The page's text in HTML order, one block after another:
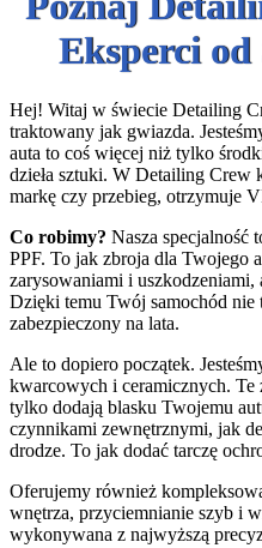
Eksperci od
Hej! Witaj w świecie Detailing
traktowany jak gwiazda.
auta to coś więcej niż tylko
dzieła sztuki. W Detailing Crew
markę czy przebieg, otrzymuje
Co robimy? Nasza specjalność
PPF. To jak zbroja dla Twojego
zarysowaniami i
Dzięki temu Twój samochód
zabezpieczony na lata.
Ale to dopiero początek.
kwarcowych i ceramicznych. Te
tylko dodają blasku Twojemu
czynnikami zewnętrznymi, jak
drodze. To jak dodać tarczę
Oferujemy również
wnętrza, przyciemnianie szyb i
wykonywana z najwyższą